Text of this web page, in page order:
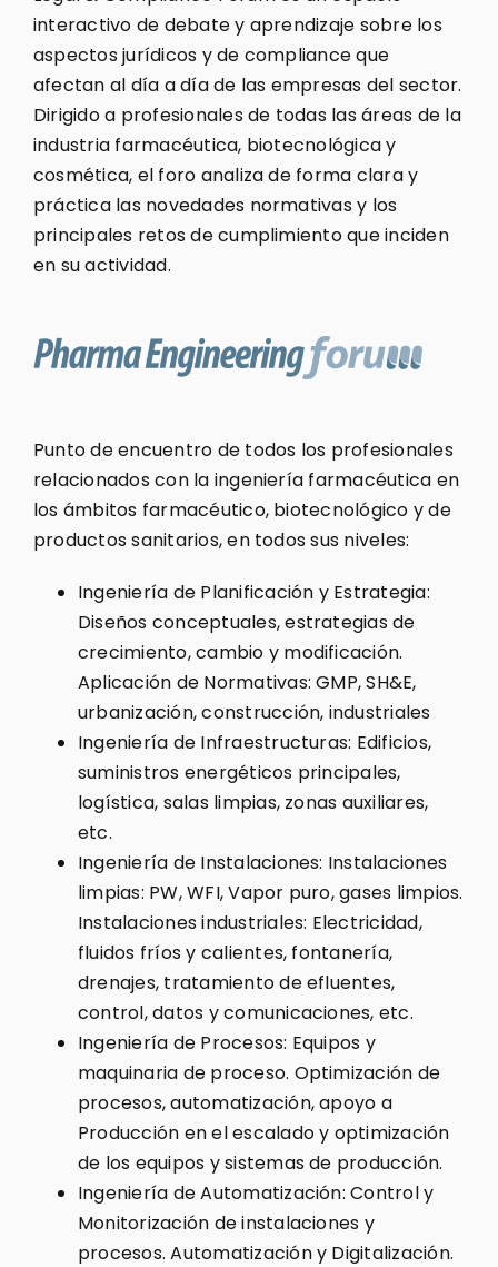
interactivo de debate y aprendizaje sobre los
aspectos jurídicos y de compliance que
afectan al día a día de las empresas del sector.
Dirigido a profesionales de todas las áreas de la
industria farmacéutica, biotecnológica y
cosmética, el foro analiza de forma clara y
práctica las novedades normativas y los
principales retos de cumplimiento que inciden
en su actividad.
Punto de encuentro de todos los profesionales
relacionados con la ingeniería farmacéutica en
los ámbitos farmacéutico, biotecnológico y de
productos sanitarios, en todos sus niveles:
Ingeniería de Planificación y Estrategia:
Diseños conceptuales, estrategias de
crecimiento, cambio y modificación.
Aplicación de Normativas: GMP, SH&E,
urbanización, construcción, industriales
Ingeniería de Infraestructuras: Edificios,
suministros energéticos principales,
logística, salas limpias, zonas auxiliares,
etc.
Ingeniería de Instalaciones: Instalaciones
limpias: PW, WFI, Vapor puro, gases limpios.
Instalaciones industriales: Electricidad,
fluidos fríos y calientes, fontanería,
drenajes, tratamiento de efluentes,
control, datos y comunicaciones, etc.
Ingeniería de Procesos: Equipos y
maquinaria de proceso. Optimización de
procesos, automatización, apoyo a
Producción en el escalado y optimización
de los equipos y sistemas de producción.
Ingeniería de Automatización: Control y
Monitorización de instalaciones y
procesos. Automatización y Digitalización.